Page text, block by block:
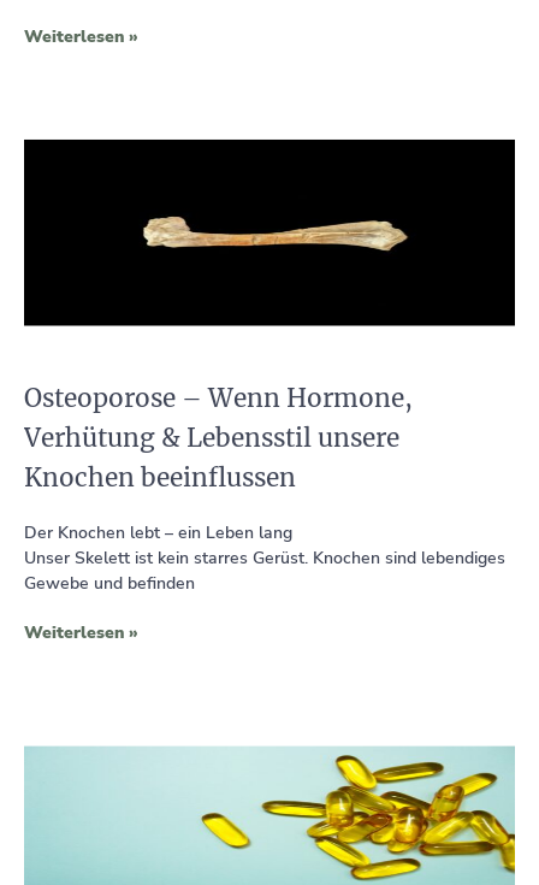
Weiterlesen »
Osteoporose – Wenn Hormone,
Verhütung & Lebensstil unsere
Knochen beeinflussen
Der Knochen lebt – ein Leben lang
Unser Skelett ist kein starres Gerüst. Knochen sind lebendiges
Gewebe und befinden
Weiterlesen »